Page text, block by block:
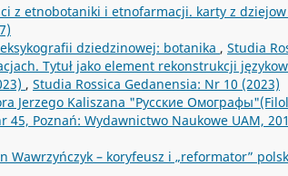
z etnobotaniki i etnofarmacji. karty z
dziedzinowej: botanika , Studia
Tytuł jako element rekonstrukcji
, Studia Rossica Gedanensia: Nr 10 (2023)
Jerzego Kaliszana "Русские
Poznań: Wydawnictwo Naukowe UAM,
Wawrzyńczyk – koryfeusz i „reformator”